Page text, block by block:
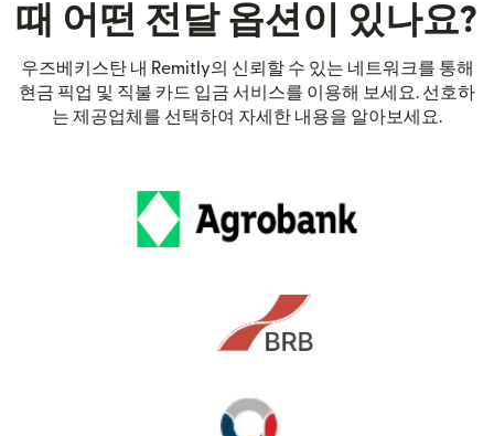
때 어떤 전달 옵션이 있나요?
우즈베키스탄 내 Remitly의 신뢰할 수 있는 네트워크를 통해
현금 픽업 및 직불 카드 입금 서비스를 이용해 보세요. 선호하
는 제공업체를 선택하여 자세한 내용을 알아보세요.